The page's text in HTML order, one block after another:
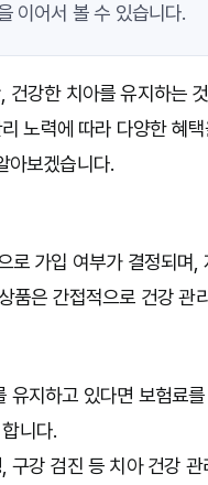
이어서 볼 수 있습니다.
강한 치아를 유지하는
노력에 따라 다양한 혜
아보겠습니다.
로 가입 여부가 결정되며,
품은 간접적으로 건강 관
지하고 있다면 보험료를
니다.
강 검진 등 치아 건강 관